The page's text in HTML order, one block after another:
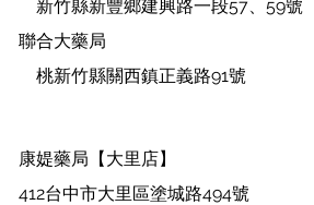
新竹縣新豐鄉建興路一段57、59號
聯合大藥局
桃新竹縣關西鎮正義路91號
康媞藥局【大里店】
412台中市大里區塗城路494號